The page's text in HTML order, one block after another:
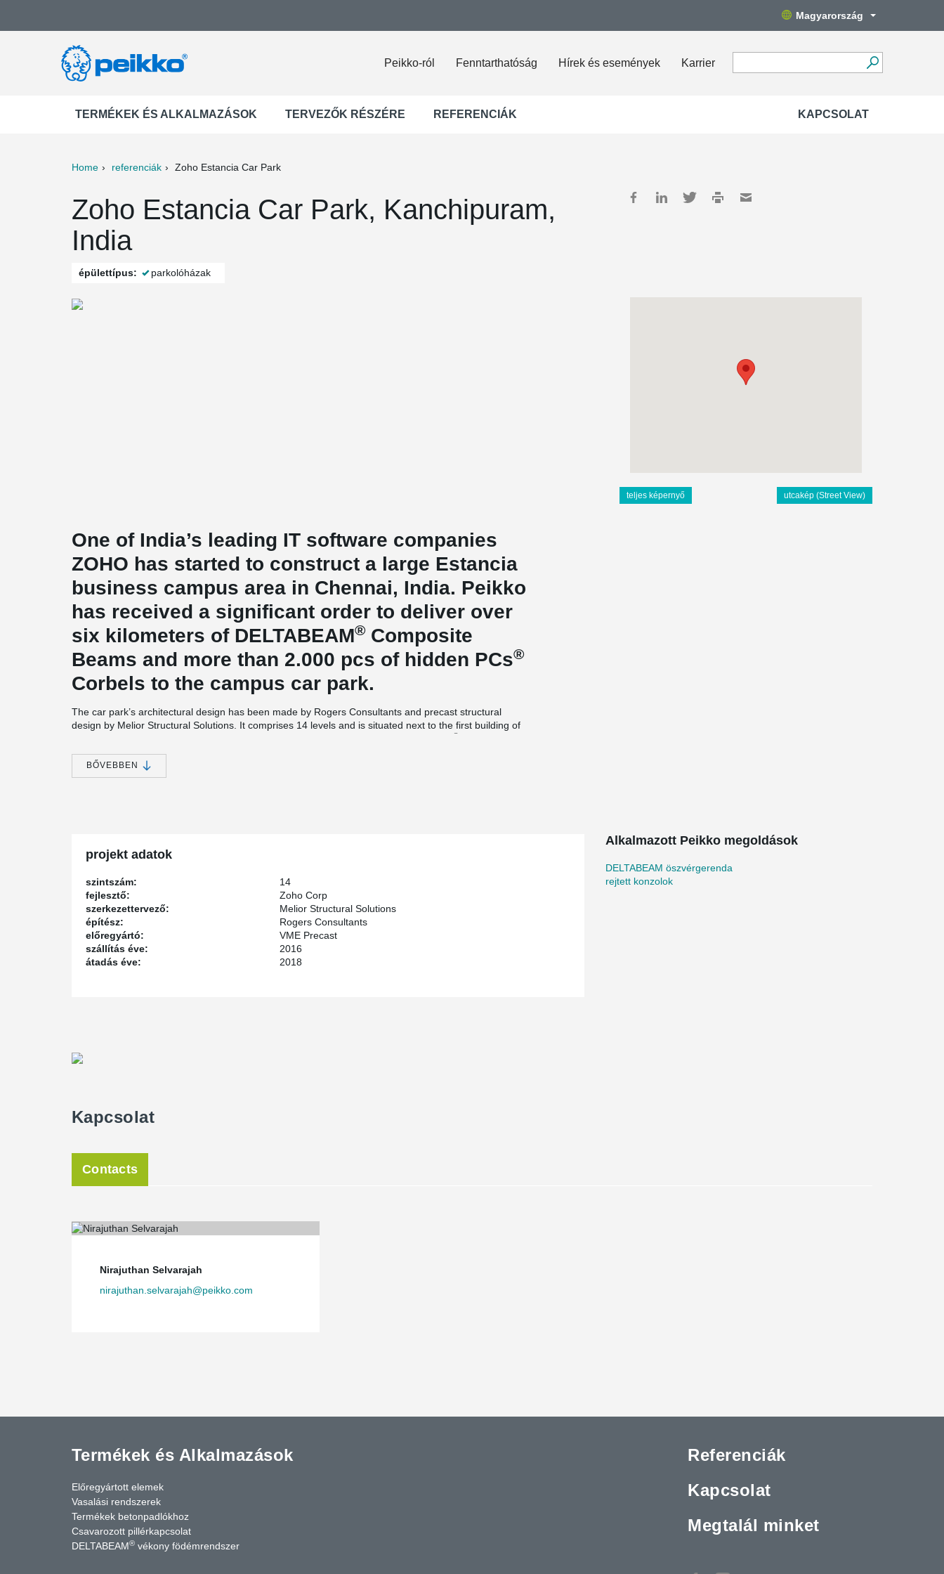
Magyarország
Peikko-ról Fenntarthatóság Hírek és események Karrier
TERMÉKEK ÉS ALKALMAZÁSOK TERVEZŐK RÉSZÉRE REFERENCIÁK KAPCSOLAT
Home referenciák Zoho Estancia Car Park
Zoho Estancia Car Park, Kanchipuram,
India
épülettípus: parkolóházak
teljes képernyő utcakép (Street View)
One of India’s leading IT software companies
ZOHO has started to construct a large Estancia
business campus area in Chennai, India. Peikko
has received a significant order to deliver over
six kilometers of DELTABEAM® Composite
Beams and more than 2.000 pcs of hidden PCs®
Corbels to the campus car park.
The car park’s architectural design has been made by Rogers Consultants and precast structural
design by Melior Structural Solutions. It comprises 14 levels and is situated next to the first building of
®
elements for the frame are supplied and the frame construction is made by VME Precast of Chennai.
”We at Peikko are excited and proud of this first major DELTABEAM
Paananen, CEO of Peikko Group Corporation.
BŐVEBBEN
projekt adatok
szintszám:
14
fejlesztő:
Zoho Corp
szerkezettervező:
Melior Structural Solutions
építész:
Rogers Consultants
előregyártó:
VME Precast
szállítás éve:
2016
átadás éve:
2018
Alkalmazott Peikko megoldások
DELTABEAM öszvérgerenda
rejtett konzolok
Kapcsolat
Contacts
Nirajuthan Selvarajah
nirajuthan.selvarajah@peikko.com
Termékek és Alkalmazások
Előregyártott elemek
Vasalási rendszerek
Termékek betonpadlókhoz
Csavarozott pillérkapcsolat
DELTABEAM® vékony födémrendszer
Referenciák
Kapcsolat
Megtalál minket